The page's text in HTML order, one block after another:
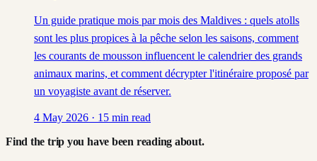
Un guide pratique mois par mois des Maldives : quels atolls
sont les plus propices à la pêche selon les saisons, comment
les courants de mousson influencent le calendrier des grands
animaux marins, et comment décrypter l'itinéraire proposé par
un voyagiste avant de réserver.
4 May 2026 · 15 min read
Find the trip you have been reading about.